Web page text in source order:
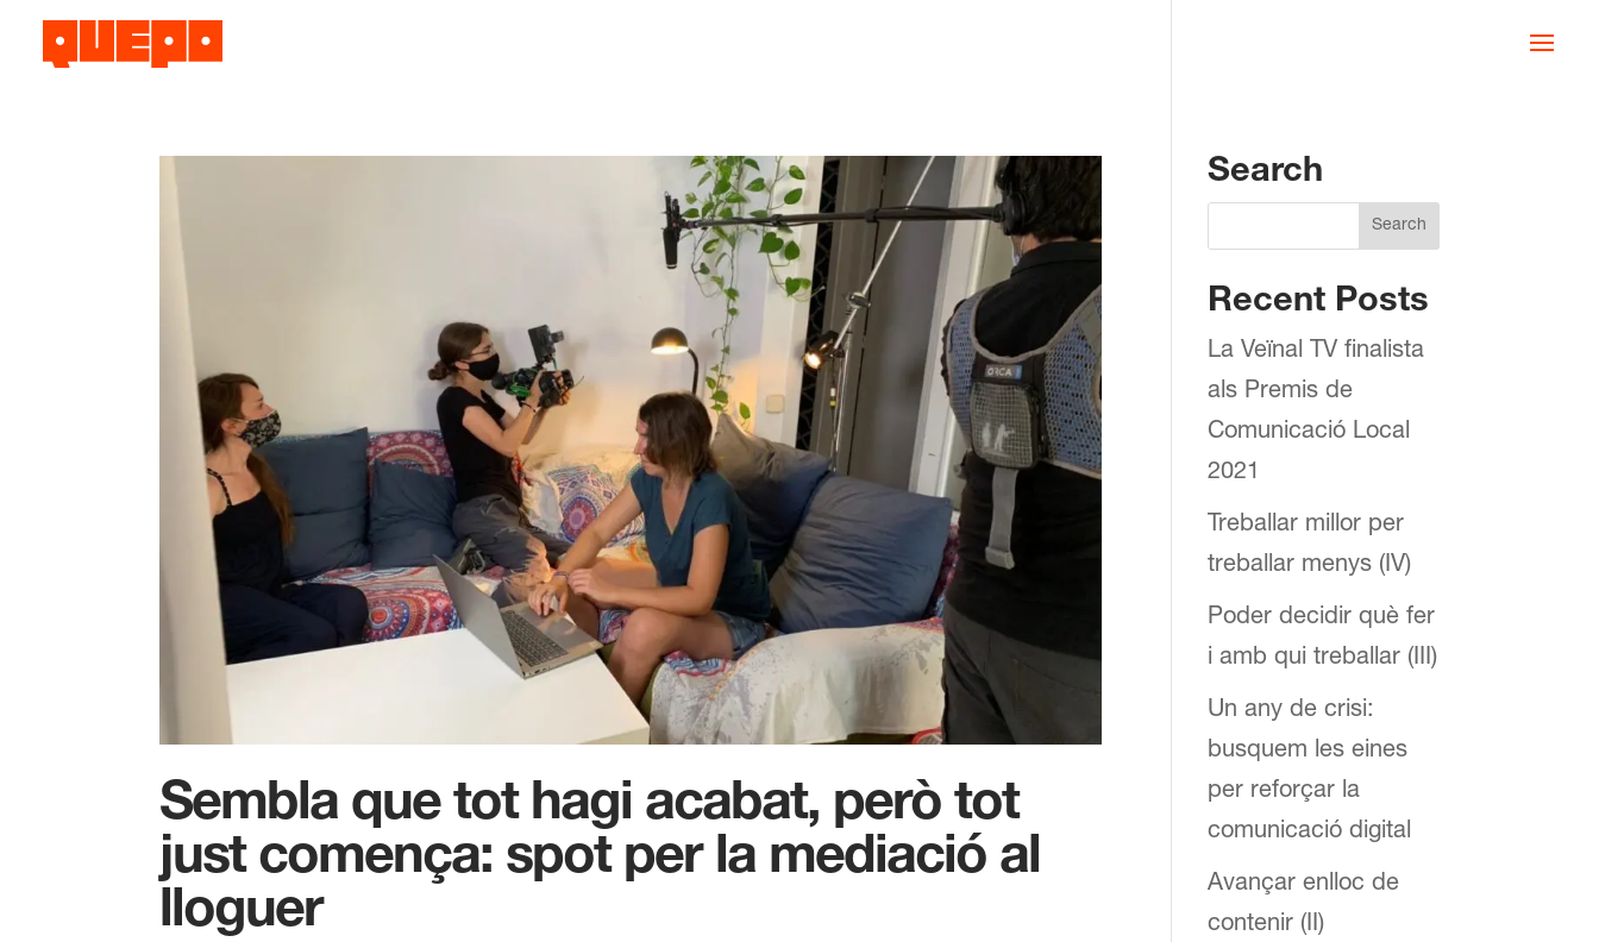
Sembla que tot hagi acabat, però tot
just comença: spot per la mediació al
lloguer
Search
Recent Posts
La Veïnal TV finalista
als Premis de
Comunicació Local
2021
Treballar millor per
treballar menys (IV)
Poder decidir què fer
i amb qui treballar (III)
Un any de crisi:
busquem les eines
per reforçar la
comunicació digital
Avançar enlloc de
contenir (II)